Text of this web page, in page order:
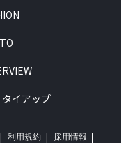
タイアップ
利用規約 採用情報